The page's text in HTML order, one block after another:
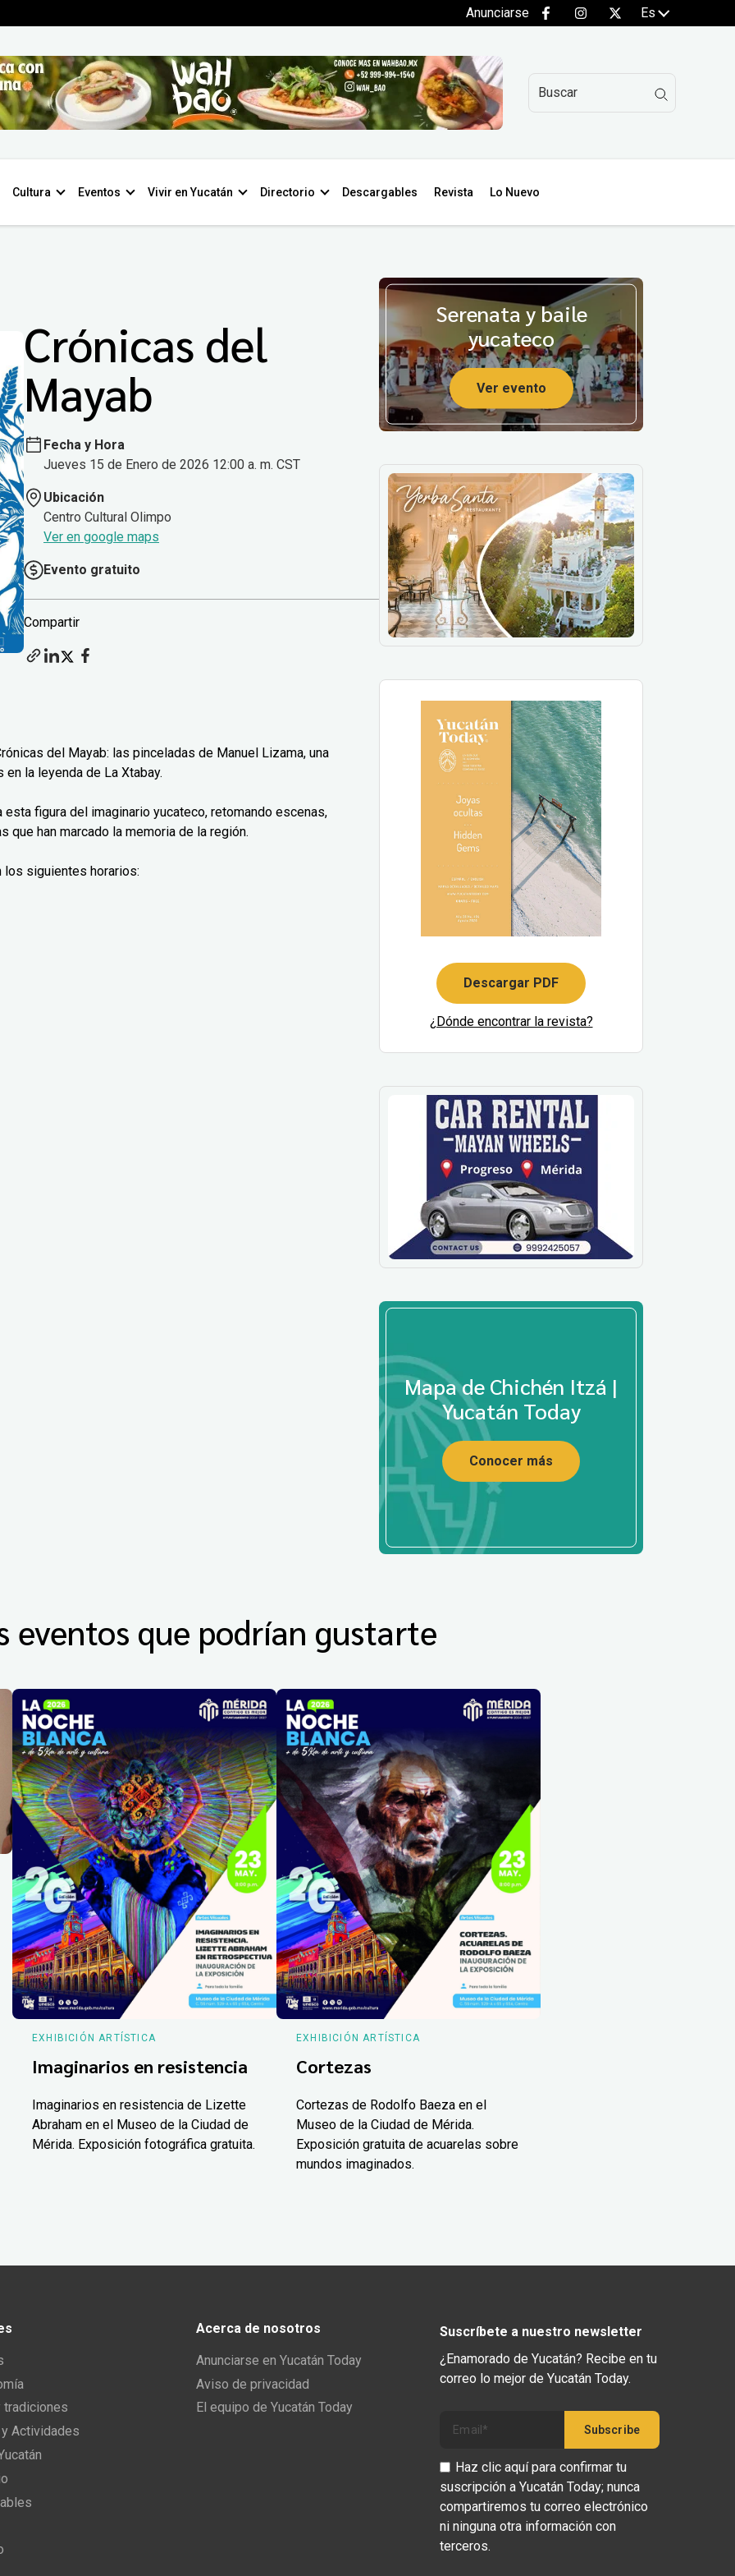
Anunciarse Es
Cultura Eventos Vivir en Yucatán Directorio Descargables Revista Lo Nuevo
Crónicas del
Mayab
Fecha y Hora
Jueves 15 de Enero de 2026 12:00 a. m. CST
Ubicación
Centro Cultural Olimpo
Ver en google maps
Evento gratuito
Compartir
del Mayab: las pinceladas de Manuel Lizama, una
la leyenda de La Xtabay.
figura del imaginario yucateco, retomando escenas,
han marcado la memoria de la región.
siguientes horarios:
Serenata y baile
yucateco
Ver evento
Descargar PDF
¿Dónde encontrar la revista?
Mapa de Chichén Itzá |
Yucatán Today
Conocer más
eventos que podrían gustarte
EXHIBICIÓN ARTÍSTICA
Imaginarios en resistencia
Imaginarios en resistencia de Lizette
Abraham en el Museo de la Ciudad de
Mérida. Exposición fotográfica gratuita.
EXHIBICIÓN ARTÍSTICA
Cortezas
Cortezas de Rodolfo Baeza en el
Museo de la Ciudad de Mérida.
Exposición gratuita de acuarelas sobre
mundos imaginados.
tradiciones
Actividades
Acerca de nosotros
Anunciarse en Yucatán Today
Aviso de privacidad
El equipo de Yucatán Today
Suscríbete a nuestro newsletter
¿Enamorado de Yucatán? Recibe en tu
correo lo mejor de Yucatán Today.
Haz clic aquí para confirmar tu
suscripción a Yucatán Today; nunca
compartiremos tu correo electrónico
ni ninguna otra información con
terceros.